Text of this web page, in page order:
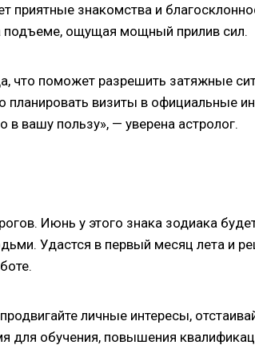
приятные знакомства и
подъеме, ощущая мощный прилив сил.
что поможет разрешить затяжные
визиты в официальные
вашу пользу», — уверена астролог.
Июнь у этого знака зодиака
Удастся в первый месяц лета и
личные интересы,
для обучения, повышения